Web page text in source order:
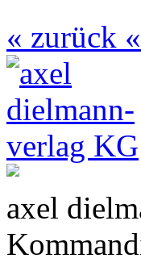
« zurück «
axel